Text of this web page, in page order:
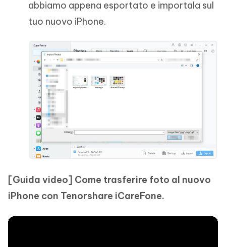
abbiamo appena esportato e importala sul
tuo nuovo iPhone.
[Guida video] Come trasferire foto al nuovo
iPhone con Tenorshare iCareFone.